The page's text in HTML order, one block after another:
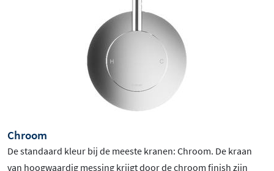
Chroom
De standaard kleur bij de meeste kranen: Chroom. De kraan
van hoogwaardig messing krijgt door de chroom finish zijn